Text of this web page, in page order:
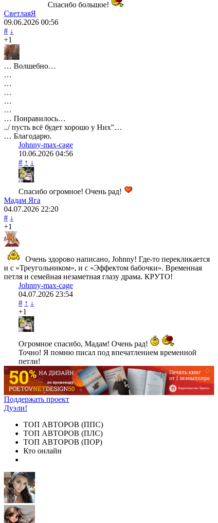
Спасибо большое!
СветлаяЯ
09.06.2026 00:56
# ↓
+1
… Волшебно…
…
…
…
…
…
… Понравилось…
../ пусть всё будет хорошо у Них"…
… Благодарю.
Johnny-max-cage
10.06.2026 04:56
# ↑ ↓
Спасибо огромное! Очень рад!
Мадам Яга
04.07.2026 22:20
# ↓
+1
Очень здорово написано, Johnny! Где-то перекликается
и с «Треугольником», и с «Эффектом бабочки». Временная
петля и семейная незаметная глазу драма. КРУТО!
Johnny-max-cage
04.07.2026 23:54
# ↑ ↓
+1
Огромное спасибо, Мадам! Очень рад!
Точно! Я помню писал под впечатлением временной
петли!
Поддержать проект
Дуэли!
ТОП АВТОРОВ (ППС)
ТОП АВТОРОВ (ПЛС)
ТОП АВТОРОВ (ПОР)
Кто онлайн